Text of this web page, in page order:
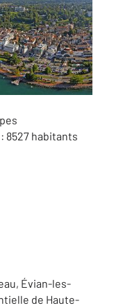
8527 habitants
Évian-les-
de Haute-